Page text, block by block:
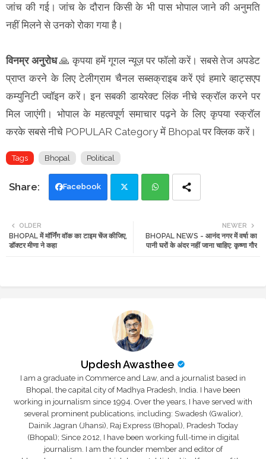
जांच की गई। जांच के दौरान किसी के भी पास भोपाल जाने की अनुमति
नहीं मिलने से उनको रोका गया है।
विनम्र अनुरोध🙏 कृपया हमें गूगल न्यूज़ पर फॉलो करें। सबसे तेज अपडेट
प्राप्त करने के लिए टेलीग्राम चैनल सब्सक्राइब करें एवं हमारे व्हाट्सएप
कम्युनिटी ज्वॉइन करें। इन सबकी डायरेक्ट लिंक नीचे स्क्रॉल करने पर
मिल जाएंगी। भोपाल के महत्वपूर्ण समाचार पढ़ने के लिए कृपया स्क्रॉल
करके सबसे नीचे POPULAR Category में Bhopal पर क्लिक करें।
Tags Bhopal Political
Facebook
tte ats
NEWER
BHOPAL NEWS - आनंद नगर में वर्षा का
पानी घरों के अंदर नहीं जाना चाहिए: कृष्णा गौर
OLDER
BHOPAL में मॉर्निंग वॉक का टाइम चेंज कीजिए,
डॉक्टर मीणा ने कहा
Updesh Awasthee
I am a graduate in Commerce and Law, and a journalist based in
Bhopal, the capital city of Madhya Pradesh, India. I have been
working in journalism since 1994. Over the years, I have served with
several prominent publications, including: Swadesh (Gwalior),
Dainik Jagran (Jhansi), Raj Express (Bhopal), Pradesh Today
(Bhopal); Since 2012, I have been working full-time in digital
journalism. I am the founder member and editor of